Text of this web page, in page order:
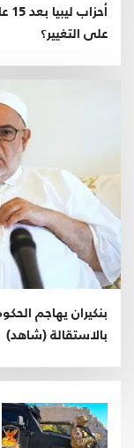
على التغيير؟
بنكيران يهاجم
بالاستقالة (شاهد)